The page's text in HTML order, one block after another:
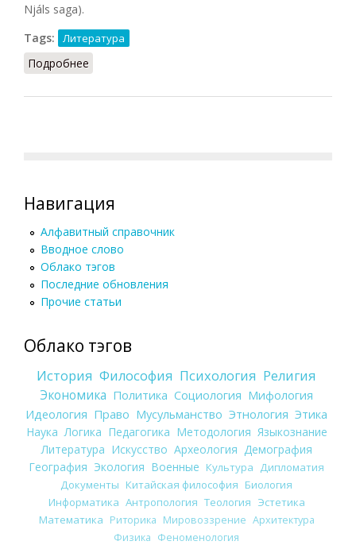
Njáls saga).
Tags:
Литература
Подробнее
Навигация
Алфавитный справочник
Вводное слово
Облако тэгов
Последние обновления
Прочие статьи
Облако тэгов
История Философия Психология Религия
Экономика Политика Социология Мифология
Идеология Право Мусульманство Этнология Этика
Наука Логика Педагогика Методология Языкознание
Литература Искусство Археология Демография
География Экология Военные Культура
Дипломатия
Документы Китайская философия Биология
Информатика Антропология Теология Эстетика
Математика Риторика Мировоззрение Архитектура
Физика Феноменология